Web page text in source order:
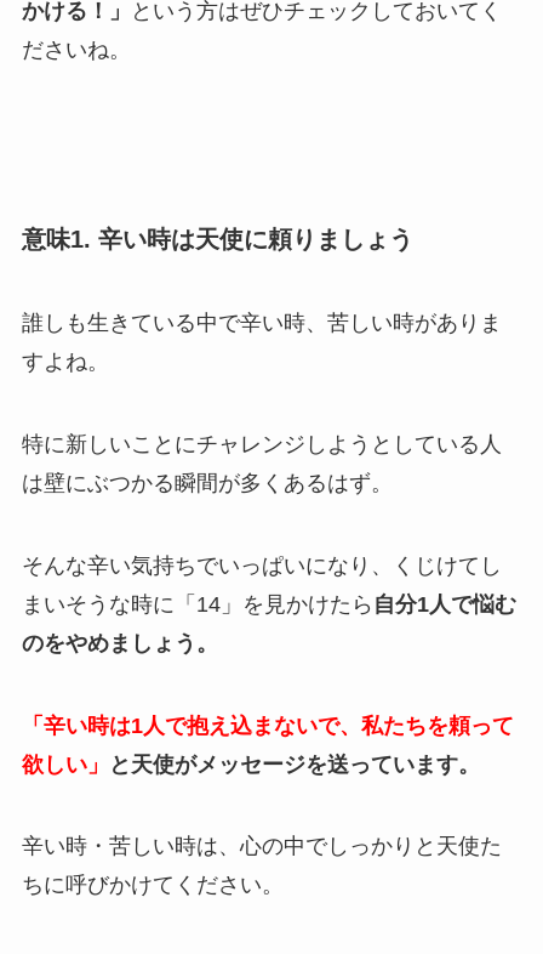
かける！」
という方はぜひチェックしておいてく
ださいね。
意味1. 辛い時は天使に頼りましょう
誰しも生きている中で辛い時、苦しい時がありま
すよね。
特に新しいことにチャレンジしようとしている人
は壁にぶつかる瞬間が多くあるはず。
そんな辛い気持ちでいっぱいになり、くじけてし
まいそうな時に「14」を見かけたら 自分1人で悩む
のをやめましょう。
「辛い時は1人で抱え込まないで、私たちを頼って
欲しい」
と天使がメッセージを送っています。
辛い時・苦しい時は、心の中でしっかりと天使た
ちに呼びかけてください。